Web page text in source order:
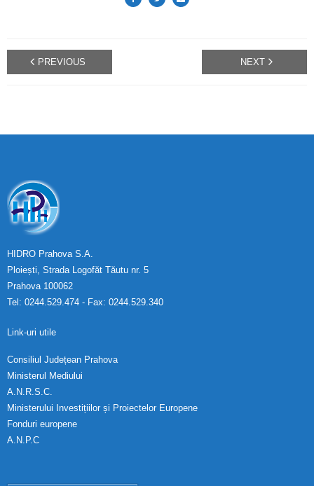
PREVIOUS NEXT
HIDRO Prahova S.A.
Ploiești, Strada Logofăt Tăutu nr. 5
Prahova 100062
Tel: 0244.529.474 - Fax: 0244.529.340
Link-uri utile
Consiliul Județean Prahova
Ministerul Mediului
A.N.R.S.C.
Ministerului Investițiilor și Proiectelor Europene
Fonduri europene
A.N.P.C